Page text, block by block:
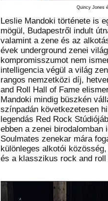
Quincy Jones
Leslie Mandoki története is
mögül, Budapestről indult
valamint a zene és az
évek underground zenei
kompromisszumot nem
intelligencia végül a világ
rangos nemzetközi díj,
and Roll Hall of Fame
Mandoki mindig büszkén
színpadán következetesen
legendás Red Rock
ebben a zenei
Soulmates zenekar mára
különleges alkotói
és a klasszikus rock and